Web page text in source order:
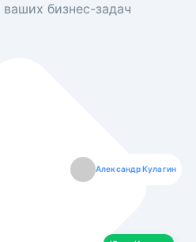
ваших бизнес-задач
Александр Кулагин
Даниил Макаров
Екатерина Лазаренко
Борис Кашко
Юлия Изоитко